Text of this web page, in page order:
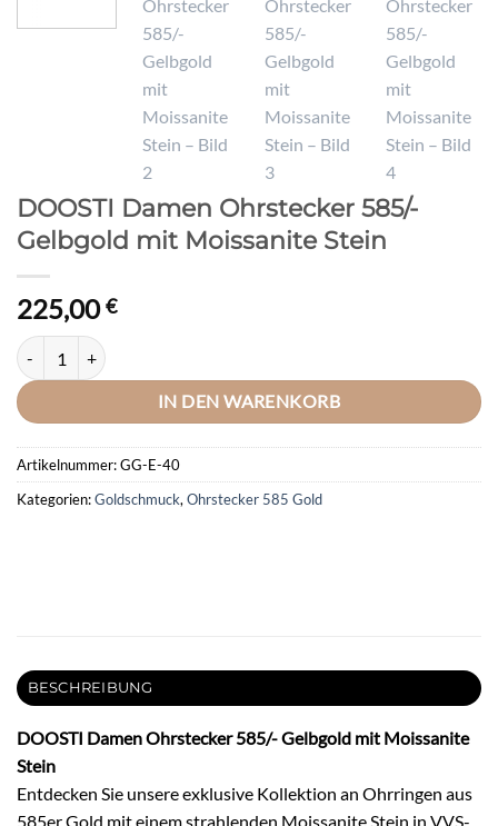
DOOSTI Damen Ohrstecker 585/-
Gelbgold mit Moissanite Stein
225,00€
DOOSTI Damen Ohrstecker 585/- Gelbgold mit Moissanite Stein
IN DEN WARENKORB
Artikelnummer:GG-E-40
Kategorien:Goldschmuck, Ohrstecker 585 Gold
BESCHREIBUNG
DOOSTI Damen Ohrstecker 585/- Gelbgold mit Moissanite
Stein
Entdecken Sie unsere exklusive Kollektion an Ohrringen aus
585er Gold mit einem strahlenden Moissanite Stein in VVS-